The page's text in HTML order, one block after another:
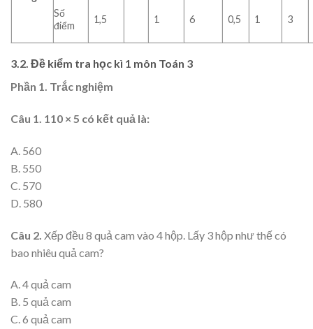
Số
điểm
1,5 1 6 0,5 1 3
3.2. Đề kiểm tra học kì 1 môn Toán 3
Phần 1. Trắc nghiệm
Câu 1. 110 × 5 có kết quả là:
A. 560
B. 550
C. 570
D. 580
Câu 2. Xếp đều 8 quả cam vào 4 hộp. Lấy 3 hộp như thế có
bao nhiêu quả cam?
A. 4 quả cam
B. 5 quả cam
C. 6 quả cam